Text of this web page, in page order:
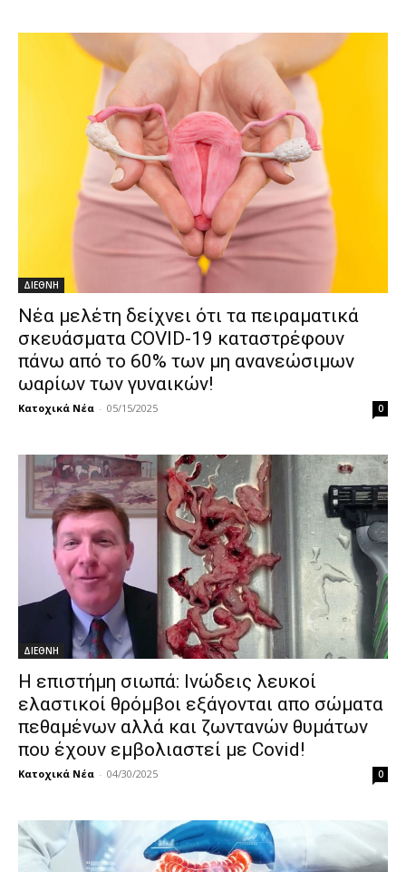
ΔΙΕΘΝΗ
Nέα μελέτη δείχνει ότι τα πειραματικά
σκευάσματα COVID-19 καταστρέφουν
πάνω από το 60% των μη ανανεώσιμων
ωαρίων των γυναικών!
Κατοχικά Νέα - 05/15/2025 0
ΔΙΕΘΝΗ
Η επιστήμη σιωπά: Ινώδεις λευκοί
ελαστικοί θρόμβοι εξάγονται απο σώματα
πεθαμένων αλλά και ζωντανών θυμάτων
που έχουν εμβολιαστεί με Covid!
Κατοχικά Νέα - 04/30/2025 0